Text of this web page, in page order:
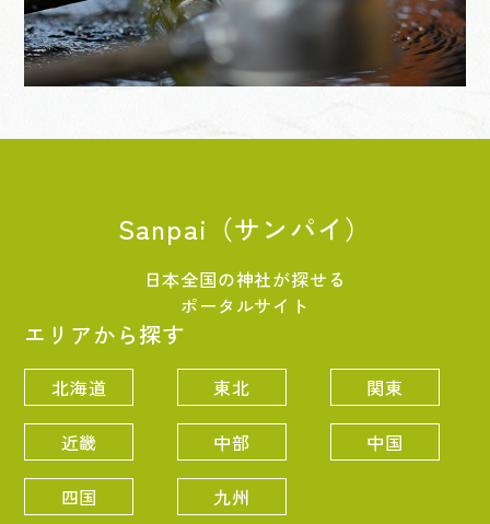
Sanpai（サンパイ）
日本全国の神社が探せる
ポータルサイト
エリアから探す
北海道 東北 関東
近畿 中部 中国
四国 九州